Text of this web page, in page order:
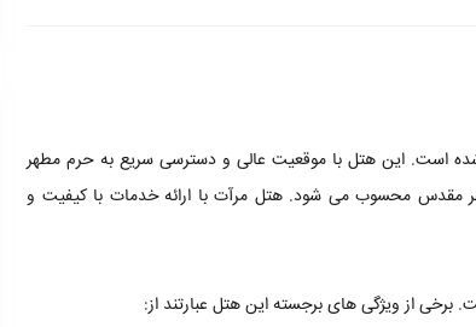
هتل سه ستاره با امکانات ویژه است که در سال 1398 افتتاح شده است. این هتل با موقعیت عالی و دسترسی سریع به حرم مطهر
مقدس محسوب می شود. هتل مرآت با ارائه خدمات با کیفیت و
برخی از ویژگی های برجسته این هتل عبارتند از: